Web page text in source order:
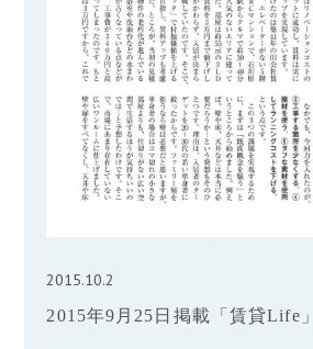
2015.10.2
2015年9月25日掲載「賃貸Life」